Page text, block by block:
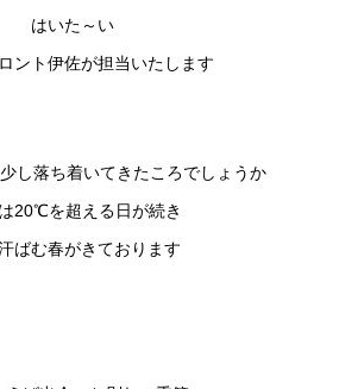
はいた～い
ント伊佐が担当いたします
し落ち着いてきたころでしょうか
20℃を超える日が続き
ばむ春がきております